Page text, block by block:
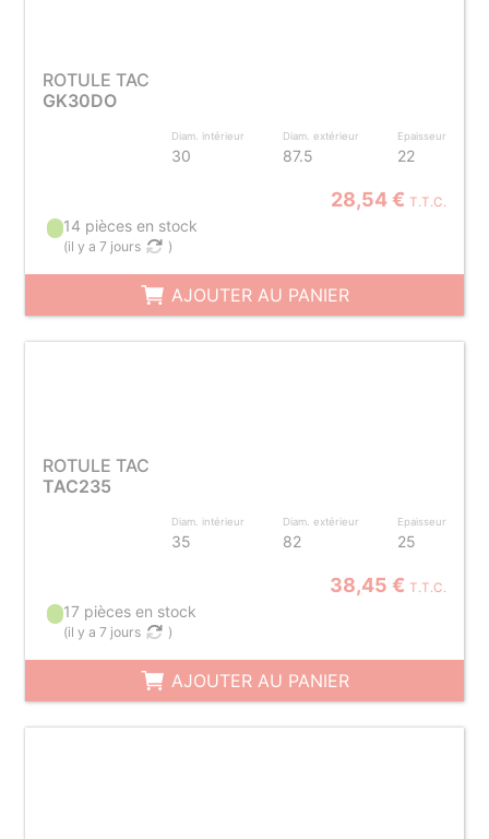
ROTULE TAC
GK30DO
Diam. intérieur
30
Diam. extérieur
87.5
Epaisseur
22
28,54 € T.T.C.
14 pièces en stock
(il y a 7 jours )
AJOUTER AU PANIER
ROTULE TAC
TAC235
Diam. intérieur
35
Diam. extérieur
82
Epaisseur
25
38,45 € T.T.C.
17 pièces en stock
(il y a 7 jours )
AJOUTER AU PANIER